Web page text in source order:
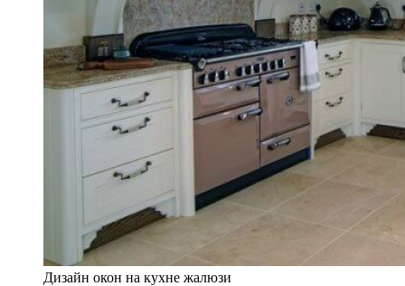
Дизайн окон на кухне жалюзи